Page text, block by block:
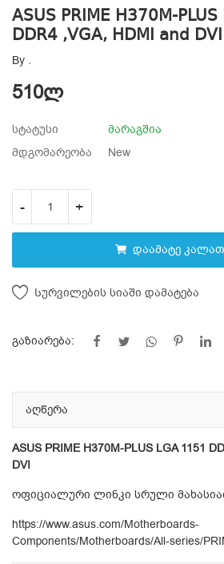
ტელ:599 22 16 11; 555 31 44 34
Შესვლა
დარეგისტრირება
ადგილმდებარეობა
ASUS PRIME H370M-
DDR4 ,VGA, HDMI and DVI
By .
510ლ
სტატუსი
მარაგშია
მდგომარეობა
New
- +
დაამატე
Სურვილების სიაში დამატება
გაზიარება:
აღწერა
ASUS PRIME H370M-PLUS LGA 1151
DVI
ოფიციალური ლინკი სრული
https://www.asus.com/Motherboards-
Components/Motherboards/All-series/